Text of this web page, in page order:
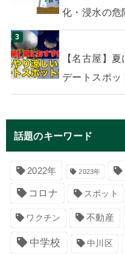
化・浸水の危
【名古屋】
デートスポッ
話題のキーワード
2022年 2023年
コロナ スポット
ワクチン 不動産
中学校 中川区